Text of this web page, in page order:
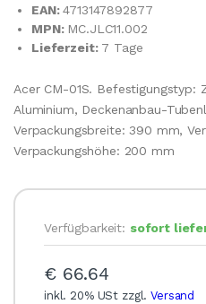
EAN:4713147892877
MPN: MC.JLC11.002
Lieferzeit: 7 Tage
Acer CM-01S. Befestigungstyp:
Aluminium, Deckenanbau-
Verpackungsbreite: 390 mm,
Verpackungshöhe: 200 mm
Verfügbarkeit: sofort
€ 66.64
inkl. 20% USt zzgl.Versand